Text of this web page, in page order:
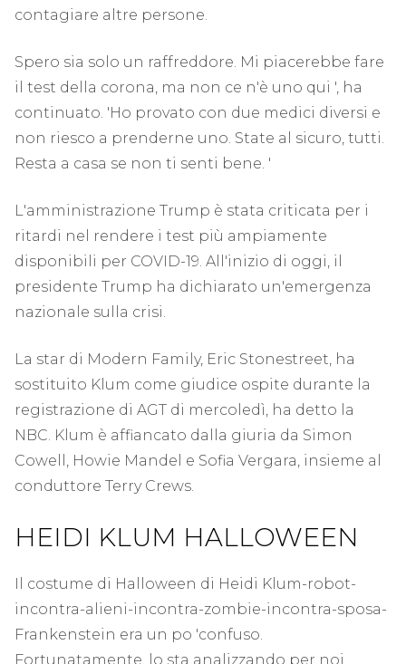
contagiare altre persone.
Spero sia solo un raffreddore. Mi piacerebbe fare
il test della corona, ma non ce n'è uno qui ', ha
continuato. 'Ho provato con due medici diversi e
non riesco a prenderne uno. State al sicuro, tutti.
Resta a casa se non ti senti bene. '
L'amministrazione Trump è stata criticata per i
ritardi nel rendere i test più ampiamente
disponibili per COVID-19. All'inizio di oggi, il
presidente Trump ha dichiarato un'emergenza
nazionale sulla crisi.
La star di Modern Family, Eric Stonestreet, ha
sostituito Klum come giudice ospite durante la
registrazione di AGT di mercoledì, ha detto la
NBC. Klum è affiancato dalla giuria da Simon
Cowell, Howie Mandel e Sofia Vergara, insieme al
conduttore Terry Crews.
HEIDI KLUM HALLOWEEN
Il costume di Halloween di Heidi Klum-robot-
incontra-alieni-incontra-zombie-incontra-sposa-
Frankenstein era un po 'confuso.
Fortunatamente, lo sta analizzando per noi.